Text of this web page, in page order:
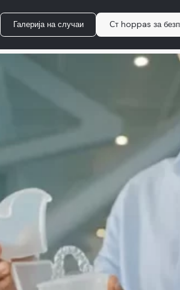
Галерија на случаи Ст hoppas за